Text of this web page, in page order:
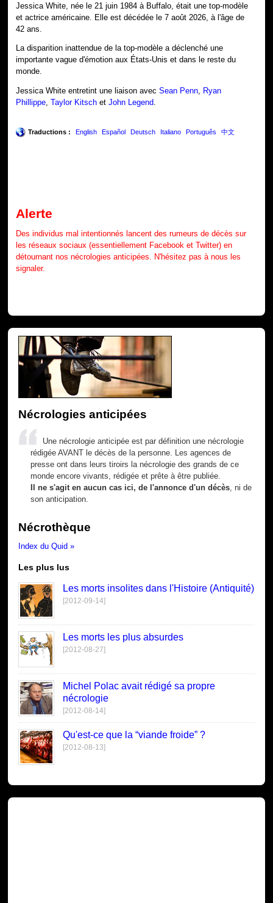
Jessica White, née le 21 juin 1984 à Buffalo, était une top-modèle
et actrice américaine. Elle est décédée le 7 août 2026, à l'âge de
42 ans.
La disparition inattendue de la top-modèle a déclenché une
importante vague d'émotion aux États-Unis et dans le reste du
monde.
Jessica White entretint une liaison avecSean Penn, Ryan
Phillippe,Taylor Kitsch etJohn Legend.
Traductions : English Español Deutsch Italiano Português 中文
Alerte
Des individus mal intentionnés lancent des rumeurs de décès sur
les réseaux sociaux (essentiellement Facebook et Twitter) en
détournant nos nécrologies anticipées. N'hésitez pas à nous les
signaler.
Nécrologies anticipées
Une nécrologie anticipée est par définition une nécrologie
rédigée AVANT le décès de la personne. Les agences de
presse ont dans leurs tiroirs la nécrologie des grands de ce
monde encore vivants, rédigée et prête à être publiée.
Il ne s'agit en aucun cas ici, de l'annonce d'un décès , ni de
son anticipation.
Nécrothèque
Index du Quid »
Les plus lus
Les morts insolites dans l'Histoire (Antiquité)
[2012-09-14]
Les morts les plus absurdes
[2012-08-27]
Michel Polac avait rédigé sa propre
nécrologie
[2012-08-14]
Qu'est-ce que la “viande froide” ?
[2012-08-13]